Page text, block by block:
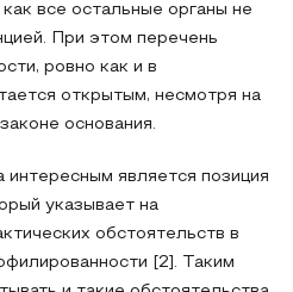
все остальные органы не
При этом перечень
ровно как и в
открытым, несмотря на
основания.
интересным является позиция
указывает на
обстоятельств в
[2]. Таким